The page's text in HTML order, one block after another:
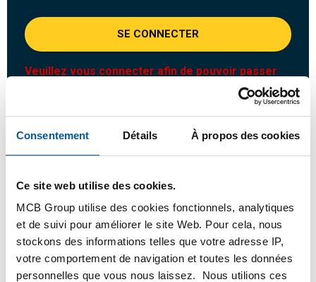
Consentement Détails À propos des cookies
Ce site web utilise des cookies.
MCB Group utilise des cookies fonctionnels, analytiques
et de suivi pour améliorer le site Web. Pour cela, nous
stockons des informations telles que votre adresse IP,
votre comportement de navigation et toutes les données
personnelles que vous nous laissez. Nous utilions ces
SE CONNECTER
Veuillez vous connecter afin de pouvoir passer
Commandez avec vos propres numéros d’articles
Calculez avec les prix MCB actuels
Produit Description du produit Liste de prix brut